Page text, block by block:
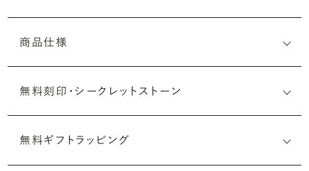
商品仕様
無料刻印・ シークレットストーン
刻印メッセージ：半角英数字20文字まで刻印可能
無料ギフトラッピング